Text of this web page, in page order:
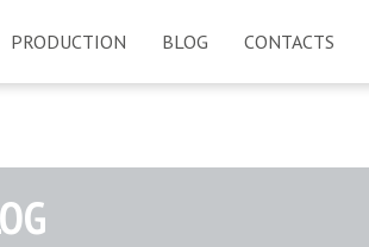
PRODUCTION BLOG CONTACTS